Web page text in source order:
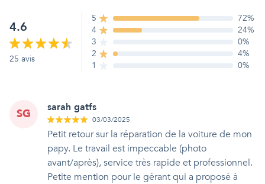
4.6
25 avis
5 72%
4
24%
3
0%
2
4%
1
0%
SG sarah gatfs
03/03/2025
Petit retour sur la réparation de la voiture de mon
papy. Le travail est impeccable (photo
avant/après), service très rapide et professionnel.
Petite mention pour le gérant qui a proposé à